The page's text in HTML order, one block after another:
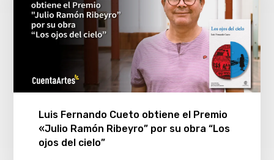
Luis Fernando Cueto obtiene el Premio
«Julio Ramón Ribeyro” por su obra “Los
ojos del cielo”